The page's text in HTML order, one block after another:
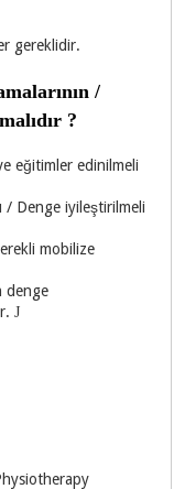
gereklidir.
/
?
eğitimler edinilmeli
/ Denge iyileştirilmeli
mobilize
denge
J